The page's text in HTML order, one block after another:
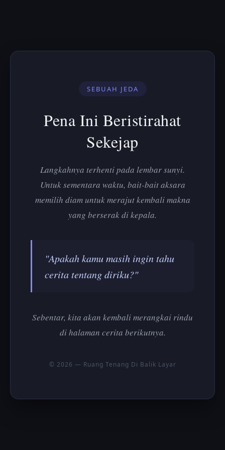
SEBUAH JEDA
Pena Ini Beristirahat
Sekejap
Langkahnya terhenti pada lembar sunyi.
Untuk sementara waktu, bait-bait aksara
memilih diam untuk merajut kembali makna
yang berserak di kepala.
"Apakah kamu masih ingin tahu
cerita tentang diriku?"
Sebentar, kita akan kembali merangkai rindu
di halaman cerita berikutnya.
© 2026 — Ruang Tenang Di Balik Layar